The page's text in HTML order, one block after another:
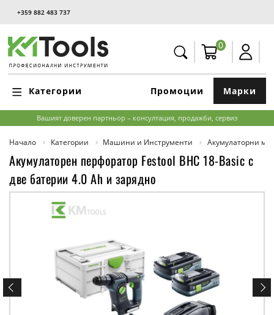
+359 882 483 737
0
Категории Марки
Промоции
Вашият доверен партньор – консултация, продажби, сервиз
Начало Категории Машини и Инструменти Акумулаторни
Акумулаторен перфоратор Festool BHC 18-Basic с
две батерии 4.0 Ah и зарядно